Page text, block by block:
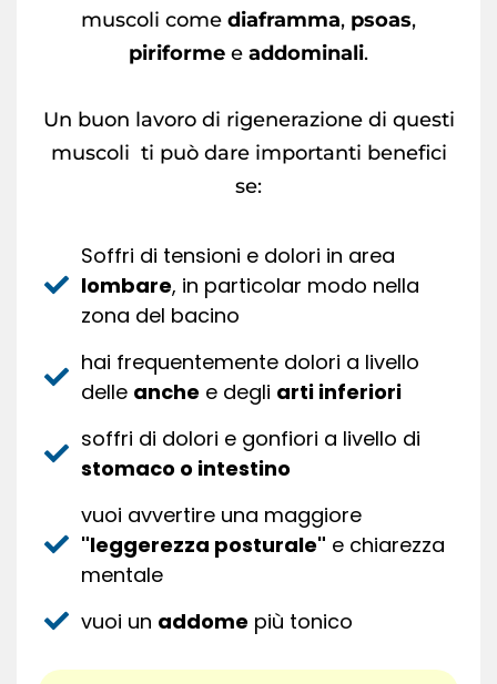
muscoli come diaframma, psoas,
piriforme e addominali.
Un buon lavoro di rigenerazione di questi
muscoli ti può dare importanti benefici
se:
Soffri di tensioni e dolori in area
lombare, in particolar modo nella
zona del bacino
hai frequentemente dolori a livello
delle anche e degli arti inferiori
soffri di dolori e gonfiori a livello di
stomaco o intestino
vuoi avvertire una maggiore
"leggerezza posturale" e chiarezza
mentale
vuoi un addome più tonico